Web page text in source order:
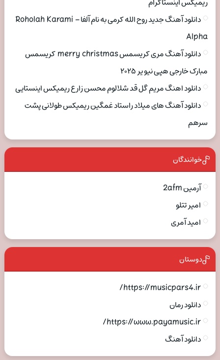
ریمیکس اینستاگرام
دانلود آهنگ جدید روح الله کرمی به نام آلفا Roholah Karami –
Alpha
دانلود آهنگ مری کریسمس merry christmas کریسمس
مبارک خارجی هپی نیو یر ۲۰۲۵
دانلود اهنگ مریم گل قد شلالوم محسن زارع ریمیکس اینستایی
دانلود آهنگ های میلاد راستاد غمگین ریمیکس طولانی پشت
سرهم
خوانندگان
آرمین 2afm
امیر تتلو
امید آمری
دوستان
https://musicpars4.ir/
دانلود رمان
https://www.payamusic.ir/
دانلود آهنگ